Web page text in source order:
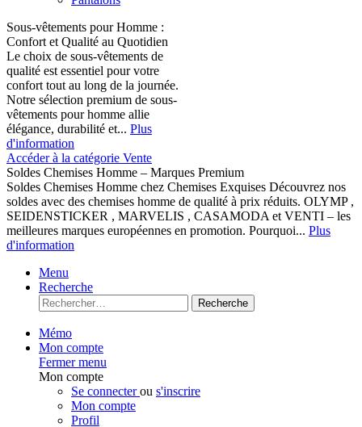
Sous-vêtements pour Homme :
Confort et Qualité au Quotidien
Le choix de sous-vêtements de
qualité est essentiel pour votre
confort tout au long de la journée.
Notre sélection premium de sous-
vêtements pour homme allie
élégance, durabilité et... Plus
d'information
Accéder à la catégorie Vente
Soldes Chemises Homme – Marques Premium
Soldes Chemises Homme chez Chemises Exquises Découvrez nos
soldes avec des chemises homme de qualité à prix réduits. OLYMP ,
SEIDENSTICKER , MARVELIS , CASAMODA et VENTI – les
meilleures marques européennes en promotion. Pourquoi... Plus
d'information
Menu
Recherche
Recherche
Mémo
Mon compte
Fermer menu
Mon compte
Se connecterou s'inscrire
Mon compte
Profil